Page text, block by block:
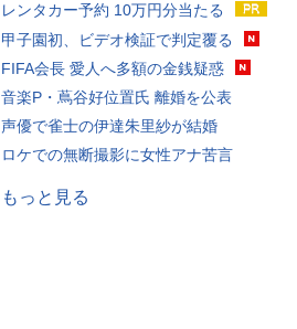
レンタカー予約 10万円分当たる
甲子園初、ビデオ検証で判定覆る
FIFA会長 愛人へ多額の金銭疑惑
音楽P・蔦谷好位置氏 離婚を公表
声優で雀士の伊達朱里紗が結婚
ロケでの無断撮影に女性アナ苦言
もっと見る